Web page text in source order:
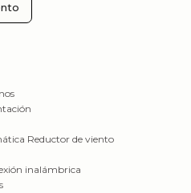
Reductor de viento
inalámbrica